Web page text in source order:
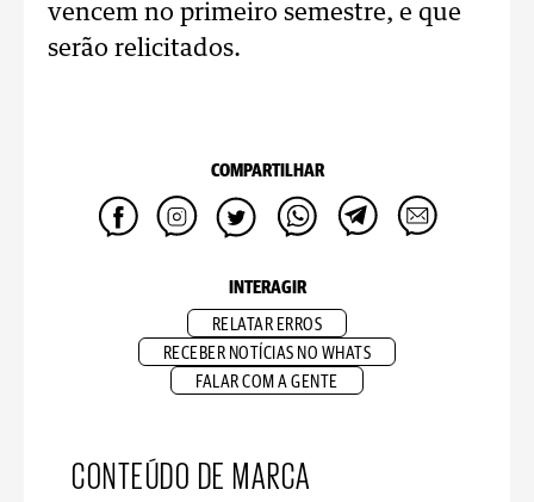
vencem no primeiro semestre, e que
serão relicitados.
COMPARTILHAR
INTERAGIR
RELATAR ERROS
RECEBER NOTÍCIAS NO WHATS
FALAR COM A GENTE
CONTEÚDO DE MARCA